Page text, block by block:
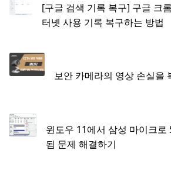
[구글 검색 기록 복구] 구글 크
터넷 사용 기록 복구하는 방법
보안 카메라의 영상 손실을
윈도우 11에서 삼성 마이크로
됨 문제 해결하기